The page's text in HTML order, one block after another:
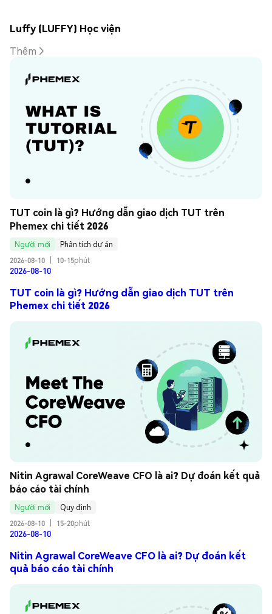
Luffy (LUFFY) Học viện
Thêm
TUT coin là gì? Hướng dẫn giao dịch TUT trên
Phemex chi tiết 2026
Người mới
Phân tích dự án
2026-08-10
10-15phút
2026-08-10
TUT coin là gì? Hướng dẫn giao dịch TUT trên
Phemex chi tiết 2026
Nitin Agrawal CoreWeave CFO là ai? Dự đoán kết quả
báo cáo tài chính
Người mới
Quy định
2026-08-10
15-20phút
2026-08-10
Nitin Agrawal CoreWeave CFO là ai? Dự đoán kết
quả báo cáo tài chính